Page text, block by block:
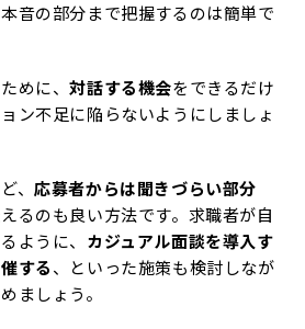
音の部分まで把握するのは簡単で
めに、対話する機会をできるだけ
ン不足に陥らないようにしましょ
、応募者からは聞きづらい部分
るのも良い方法です。求職者が自
ように、 カジュアル面談を導入す
する、といった施策も検討しなが
ましょう。